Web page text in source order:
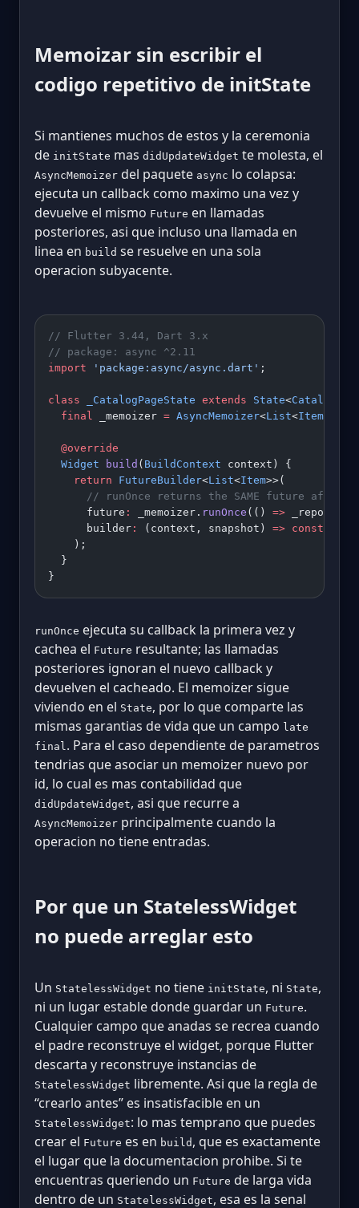
Memoizar sin escribir el
codigo repetitivo de initState
Si mantienes muchos de estos y la ceremonia
de initState mas didUpdateWidget te molesta, el
AsyncMemoizer del paquete async lo colapsa:
ejecuta un callback como maximo una vez y
devuelve el mismo Future en llamadas
posteriores, asi que incluso una llamada en
linea en build se resuelve en una sola
operacion subyacente.
// Flutter 3.44, Dart 3.x
// package: async ^2.11
import 'package:async/async.dart' ;
class _CatalogPageState extends State<
  final
_memoizer = AsyncMemoizer<List<Item
  @override
  Widget
build ( BuildContext context) {
    return
FutureBuilder<List<Item>>(
// runOnce returns the SAME future after
      future
: _memoizer. runOnce (() =>
      builder
: (context, snapshot) => const
    );
  }
}
runOnce ejecuta su callback la primera vez y
cachea el Future resultante; las llamadas
posteriores ignoran el nuevo callback y
devuelven el cacheado. El memoizer sigue
viviendo en el State, por lo que comparte las
mismas garantias de vida que un campo late
final . Para el caso dependiente de parametros
tendrias que asociar un memoizer nuevo por
id, lo cual es mas contabilidad que
didUpdateWidget, asi que recurre a
AsyncMemoizer principalmente cuando la
operacion no tiene entradas.
Por que un StatelessWidget
no puede arreglar esto
Un StatelessWidget no tiene initState, ni State,
ni un lugar estable donde guardar un Future.
Cualquier campo que anadas se recrea cuando
el padre reconstruye el widget, porque Flutter
descarta y reconstruye instancias de
StatelessWidget libremente. Asi que la regla de
“crearlo antes” es insatisfacible en un
StatelessWidget: lo mas temprano que puedes
crear el Future es en build , que es exactamente
el lugar que la documentacion prohibe. Si te
encuentras queriendo un Future de larga vida
dentro de un StatelessWidget, esa es la senal